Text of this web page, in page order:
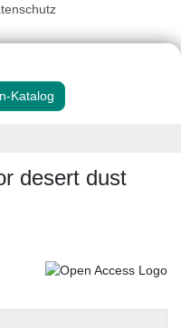
Katalog
desert dust